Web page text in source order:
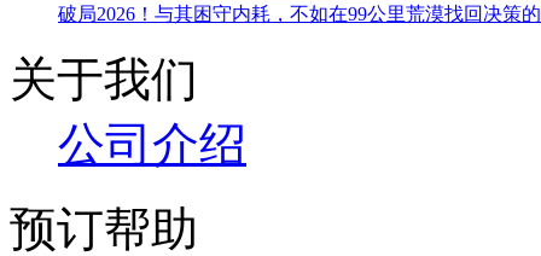
破局2026！与其困守内耗，不如在99公里荒漠找回决策
关于我们
公司 介绍
预订帮助